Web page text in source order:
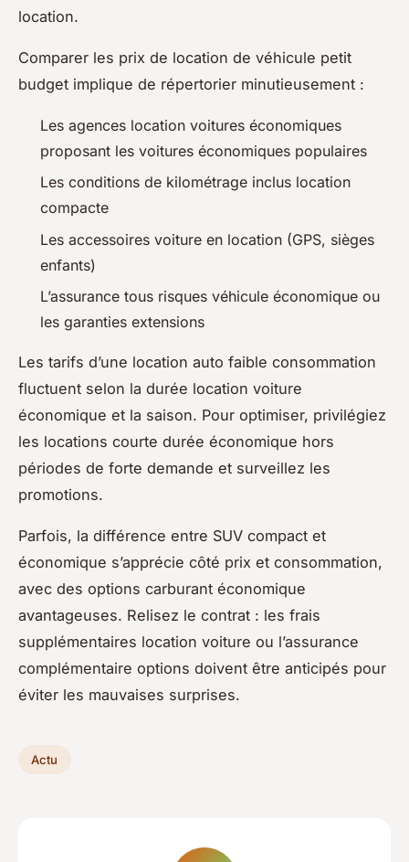
location.
Comparer les prix de location de véhicule petit
budget implique de répertorier minutieusement :
Les agences location voitures économiques
proposant les voitures économiques populaires
Les conditions de kilométrage inclus location
compacte
Les accessoires voiture en location (GPS, sièges
enfants)
L’assurance tous risques véhicule économique ou
les garanties extensions
Les tarifs d’une location auto faible consommation
fluctuent selon la durée location voiture
économique et la saison. Pour optimiser, privilégiez
les locations courte durée économique hors
périodes de forte demande et surveillez les
promotions.
Parfois, la différence entre SUV compact et
économique s’apprécie côté prix et consommation,
avec des options carburant économique
avantageuses. Relisez le contrat : les frais
supplémentaires location voiture ou l’assurance
complémentaire options doivent être anticipés pour
éviter les mauvaises surprises.
Actu